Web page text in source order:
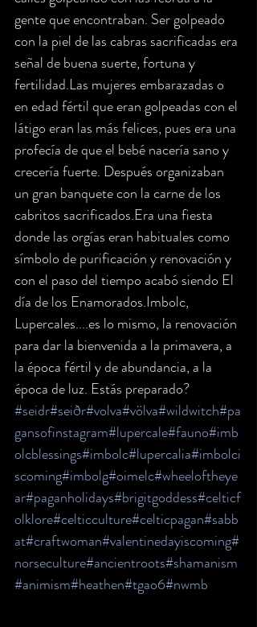
gente que encontraban. Ser golpeado
con la piel de las cabras sacrificadas era
señal de buena suerte, fortuna y
fertilidad.Las mujeres embarazadas o
en edad fértil que eran golpeadas con el
látigo eran las más felices, pues era una
profecía de que el bebé nacería sano y
crecería fuerte. Después organizaban
un gran banquete con la carne de los
cabritos sacrificados.Era una fiesta
donde las orgías eran habituales como
símbolo de purificación y renovación y
con el paso del tiempo acabó siendo El
día de los Enamorados.Imbolc,
Lupercales....es lo mismo, la renovación
para dar la bienvenida a la primavera, a
la época fértil y de abundancia, a la
época de luz. Estás preparado?
#seidr#seiðr#volva#völva#wildwitch#pa
gansofinstagram#lupercale#fauno#imb
olcblessings#imbolc#lupercalia#imbolci
scoming#imbolg#oimelc#wheeloftheye
ar#paganholidays#brigitgoddess#celticf
olklore#celticculture#celticpagan#sabb
at#craftwoman#valentinedayiscoming#
norseculture#ancientroots#shamanism
#animism#heathen#tgao6#nwmb